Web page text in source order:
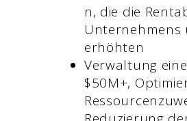
n, die die
Unternehmens
erhöhten
Verwaltung
$50M+,